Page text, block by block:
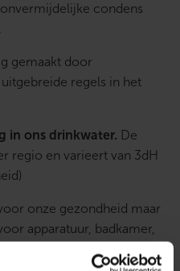
condens
gemaakt door
regels in het
in ons drinkwater. De
regio en varieert van 3dH
onze gezondheid maar
apparatuur, badkamer,